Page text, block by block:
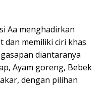
Aa menghadirkan
dan memiliki ciri khas
diantaranya
Ayam goreng, Bebek
dengan pilihan